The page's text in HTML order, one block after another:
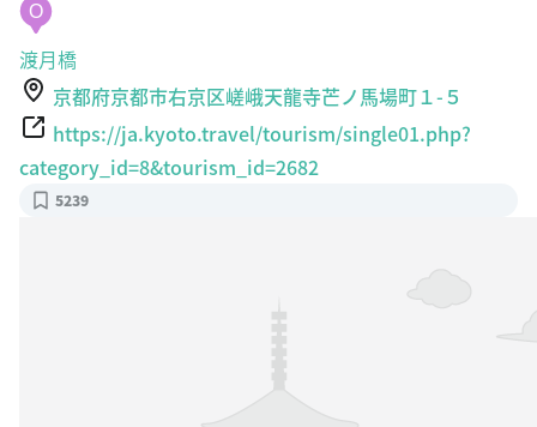
O
渡月橋
京都府京都市右京区嵯峨天龍寺芒ノ馬場町１-５
https://ja.kyoto.travel/tourism/single01.php?
category_id=8&tourism_id=2682
5239